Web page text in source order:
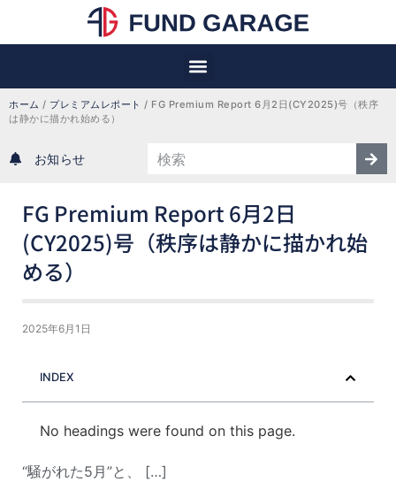
ホーム / プレミアムレポート / FG Premium Report 6月2日(CY2025)号（秩序
は静かに描かれ始める）
お知らせ
FG Premium Report 6月2日
(CY2025)号（秩序は静かに描かれ始
める）
2025年6月1日
INDEX
No headings were found on this page.
“騒がれた5月”と、 […]